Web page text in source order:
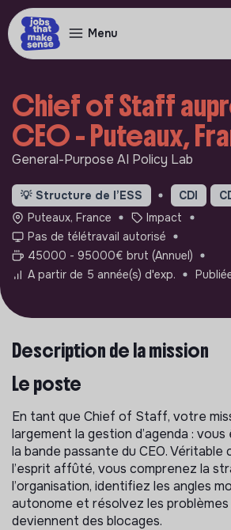
Menu
Chief of Staff
CEO - Puteaux,
General-Purpose AI Policy Lab
💡 Structure de l’ESS CDI
Puteaux, France
Impact
Pas de télétravail autorisé
45000 - 95000€ brut (Annuel)
A partir de 5 année(s) d'exp.
Description de la mission
Le poste
En tant que Chief of Staff, votre
largement la gestion d’agenda :
la bande passante du CEO. Véritable
l’esprit affûté, vous comprenez la
l’organisation, identifiez les angles
autonome et résolvez les problèmes
deviennent des blocages.